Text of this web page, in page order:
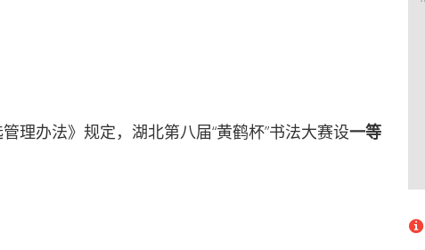
理办法》规定，湖北第八届“黄鹤杯”书法大赛设一等